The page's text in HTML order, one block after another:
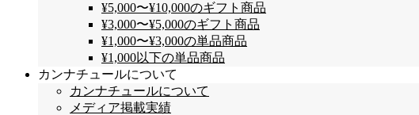
¥5,000〜¥10,000のギフト商品
¥3,000〜¥5,000のギフト商品
¥1,000〜¥3,000の単品商品
¥1,000以下の単品商品
カンナチュールについて
カンナチュールについて
メディア掲載実績